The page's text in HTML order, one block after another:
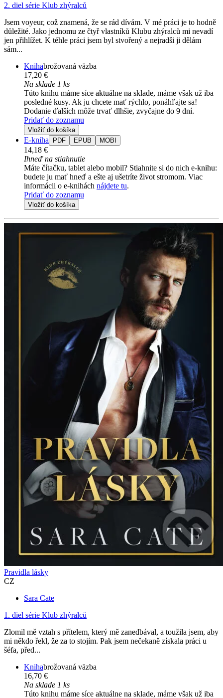
2. diel série Klub zhýralců
Jsem voyeur, což znamená, že se rád dívám. V mé práci je to hodně
důležité. Jako jednomu ze čtyř vlastníků Klubu zhýralců mi nevadí
jen přihlížet. K téhle práci jsem byl stvořený a nejradši ji dělám
sám...
Knihabrožovaná väzba
17,20 €
Na sklade 1 ks
Túto knihu máme síce aktuálne na sklade, máme však už iba
posledné kusy. Ak ju chcete mať rýchlo, ponáhľajte sa!
Dodanie ďalších môže trvať dlhšie, zvyčajne do 9 dní.
Pridať do zoznamu
Vložiť do košíka
E-kniha PDF EPUB MOBI
14,18 €
Ihneď na stiahnutie
Máte čítačku, tablet alebo mobil? Stiahnite si do nich e-knihu:
budete ju mať hneď a ešte aj ušetríte život stromom. Viac
informácii o e-knihách nájdete tu.
Pridať do zoznamu
Vložiť do košíka
Pravidla lásky
CZ
Sara Cate
1. diel série Klub zhýralců
Zlomil mě vztah s přítelem, který mě zanedbával, a toužila jsem, aby
mi někdo řekl, že za to stojím. Pak jsem nečekaně získala práci u
šéfa, před...
Knihabrožovaná väzba
16,70 €
Na sklade 1 ks
Túto knihu máme síce aktuálne na sklade, máme však už iba